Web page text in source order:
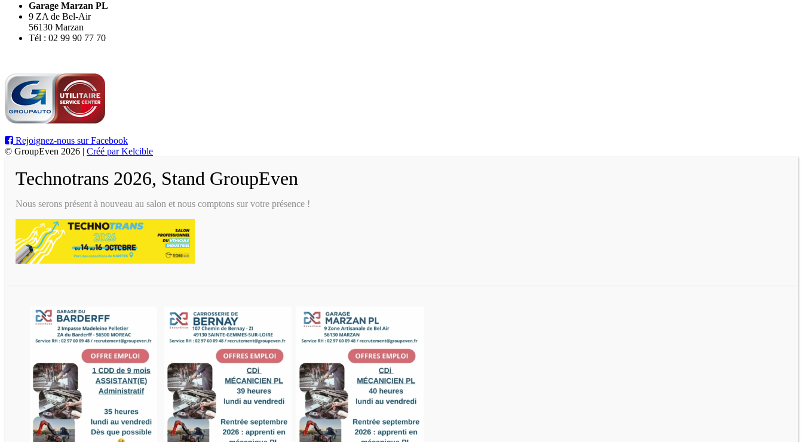
Garage Marzan PL
9 ZA de Bel-Air
56130 Marzan
Tél : 02 99 90 77 70
Rejoignez-nous sur Facebook
© GroupEven 2026 | Créé par Kelcible
Technotrans 2026, Stand GroupEven
Nous serons présent à nouveau au salon et nous comptons sur votre présence !